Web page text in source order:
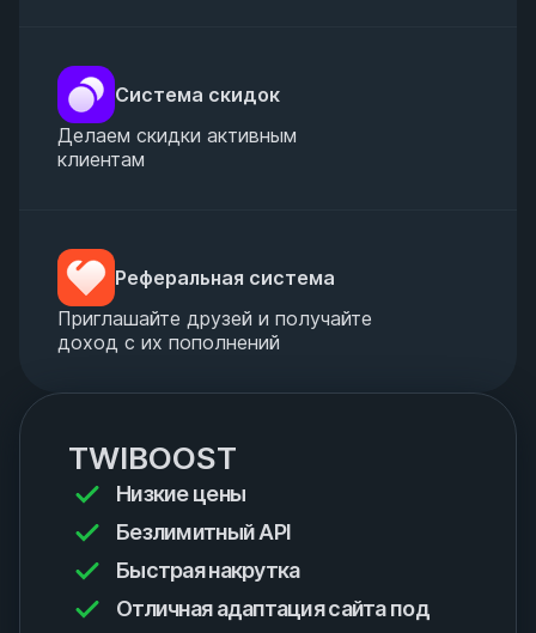
Система скидок
Делаем скидки активным
клиентам
Реферальная система
Приглашайте друзей и получайте
доход с их пополнений
TWIBOOST
Низкие цены
Безлимитный API
Быстрая накрутка
Отличная адаптация сайта под